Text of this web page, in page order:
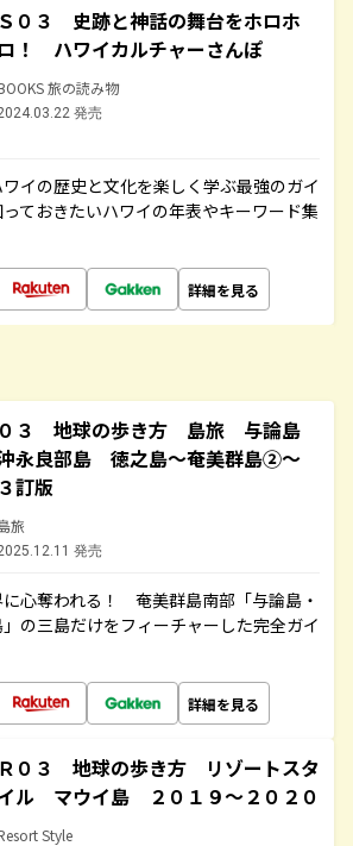
Ｓ０３ 史跡と神話の舞台をホロホ
ロ！ ハワイカルチャーさんぽ
旅の読み物
発売
イの歴史と文化を楽しく学ぶ最強のガイ
ておきたいハワイの年表やキーワード集
詳細を見る
０３ 地球の歩き方 島旅 与論島
永良部島 徳之島～奄美群島②～
３訂版
旅
発売
心奪われる！ 奄美群島南部「与論島・
の三島だけをフィーチャーした完全ガイ
詳細を見る
Ｒ０３ 地球の歩き方 リゾートスタ
ル マウイ島 ２０１９～２０２０
Style